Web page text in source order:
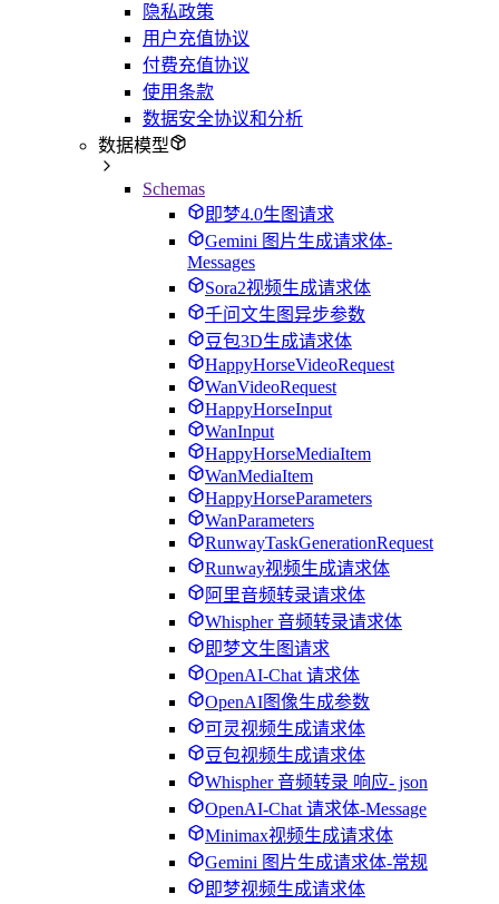
隐私政策
用户充值协议
付费充值协议
使用条款
数据安全协议和分析
数据模型
Schemas
即梦4.0生图请求
Gemini 图片生成请求体-
Messages
Sora2视频生成请求体
千问文生图异步参数
豆包3D生成请求体
HappyHorseVideoRequest
WanVideoRequest
HappyHorseInput
WanInput
HappyHorseMediaItem
WanMediaItem
HappyHorseParameters
WanParameters
RunwayTaskGenerationRequest
Runway视频生成请求体
阿里音频转录请求体
Whispher 音频转录请求体
即梦文生图请求
OpenAI-Chat 请求体
OpenAI图像生成参数
可灵视频生成请求体
豆包视频生成请求体
Whispher 音频转录 响应- json
OpenAI-Chat 请求体-Message
Minimax视频生成请求体
Gemini 图片生成请求体-常规
即梦视频生成请求体